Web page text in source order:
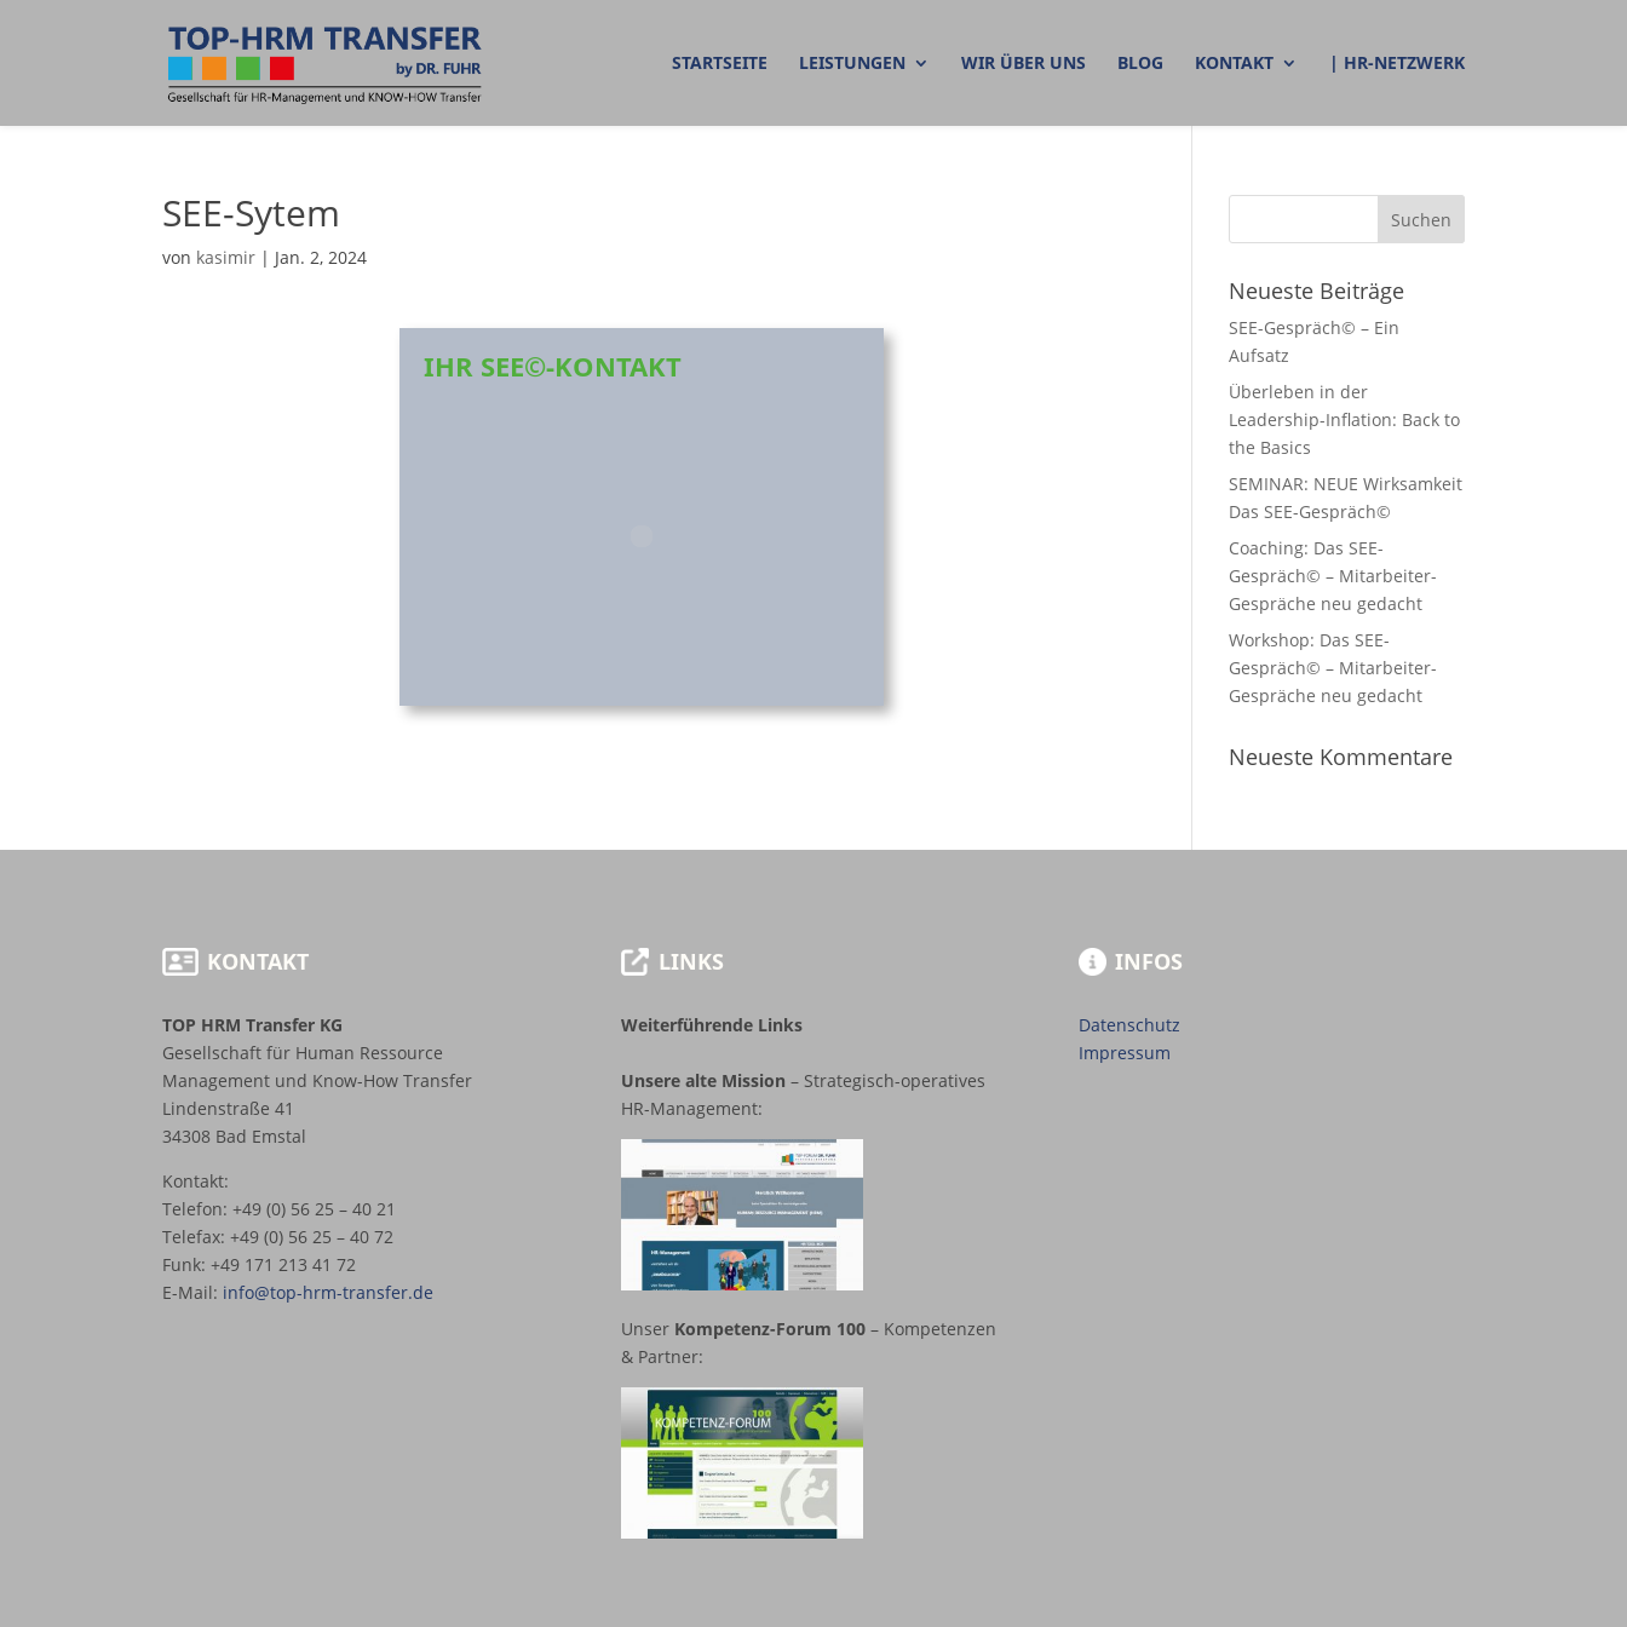
STARTSEITE LEISTUNGEN WIR ÜBER UNS BLOG KONTAKT | HR-NETZWERK
SEE-Sytem
von kasimir | Jan. 2, 2024
IHR SEE©-KONTAKT
Neueste Beiträge
SEE-Gespräch© – Ein
Aufsatz
Überleben in der
Leadership-Inflation: Back to
the Basics
SEMINAR: NEUE Wirksamkeit
Das SEE-Gespräch©
Coaching: Das SEE-
Gespräch© – Mitarbeiter-
Gespräche neu gedacht
Workshop: Das SEE-
Gespräch© – Mitarbeiter-
Gespräche neu gedacht
Neueste Kommentare
KONTAKT
TOP HRM Transfer KG
Gesellschaft für Human Ressource
Management und Know-How Transfer
Lindenstraße 41
34308 Bad Emstal
Kontakt:
Telefon: +49 (0) 56 25 – 40 21
Telefax: +49 (0) 56 25 – 40 72
Funk: +49 171 213 41 72
E-Mail: info@top-hrm-transfer.de
LINKS
Weiterführende Links
Unsere alte Mission – Strategisch-operatives
HR-Management:
Unser Kompetenz-Forum 100– Kompetenzen
& Partner:
INFOS
Datenschutz
Impressum